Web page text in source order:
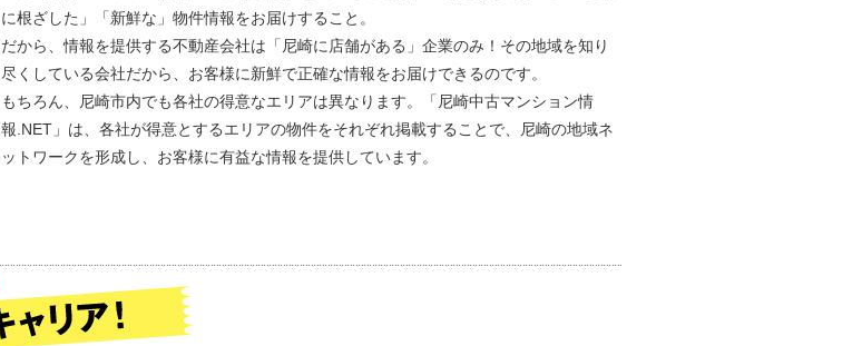
に根ざした」「新鮮な」物件情報をお届けすること。
だから、情報を提供する不動産会社は「尼崎に店舗がある」企業のみ！その地域を知り
尽くしている会社だから、お客様に新鮮で正確な情報をお届けできるのです。
もちろん、尼崎市内でも各社の得意なエリアは異なります。「尼崎中古マンション情
報.NET」は、各社が得意とするエリアの物件をそれぞれ掲載することで、尼崎の地域ネ
ットワークを形成し、お客様に有益な情報を提供しています。